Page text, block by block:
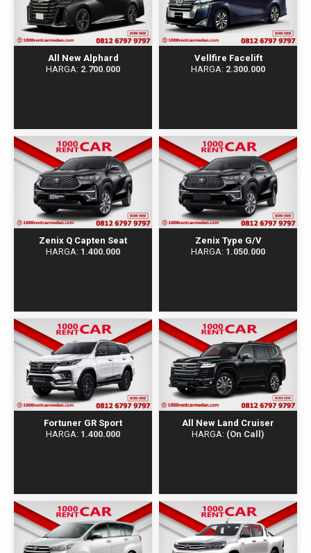
All New Alphard
HARGA: 2.700.000
Vellfire Facelift
HARGA: 2.300.000
Zenix Q Capten Seat
HARGA: 1.400.000
Zenix Type G/V
HARGA: 1.050.000
Fortuner GR Sport
HARGA: 1.400.000
All New Land Cruiser
HARGA: (On Call)